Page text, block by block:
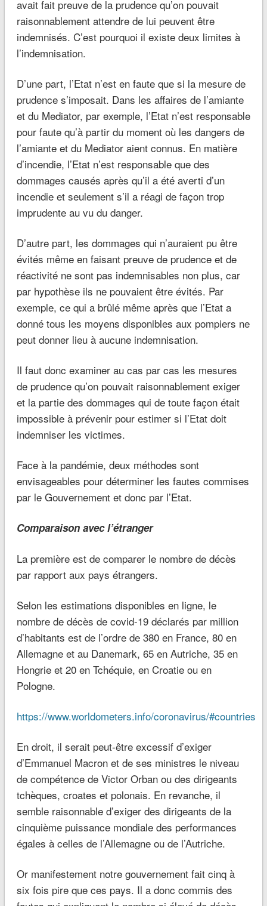
avait fait preuve de la prudence qu’on pouvait
raisonnablement attendre de lui peuvent être
indemnisés. C’est pourquoi il existe deux limites à
l’indemnisation.
D’une part, l’Etat n’est en faute que si la mesure de
prudence s’imposait. Dans les affaires de l’amiante
et du Mediator, par exemple, l’Etat n’est responsable
pour faute qu’à partir du moment où les dangers de
l’amiante et du Mediator aient connus. En matière
d’incendie, l’Etat n’est responsable que des
dommages causés après qu’il a été averti d’un
incendie et seulement s’il a réagi de façon trop
imprudente au vu du danger.
D’autre part, les dommages qui n’auraient pu être
évités même en faisant preuve de prudence et de
réactivité ne sont pas indemnisables non plus, car
par hypothèse ils ne pouvaient être évités. Par
exemple, ce qui a brûlé même après que l’Etat a
donné tous les moyens disponibles aux pompiers ne
peut donner lieu à aucune indemnisation.
Il faut donc examiner au cas par cas les mesures
de prudence qu’on pouvait raisonnablement exiger
et la partie des dommages qui de toute façon était
impossible à prévenir pour estimer si l’Etat doit
indemniser les victimes.
Face à la pandémie, deux méthodes sont
envisageables pour déterminer les fautes commises
par le Gouvernement et donc par l’Etat.
Comparaison avec l’étranger
La première est de comparer le nombre de décès
par rapport aux pays étrangers.
Selon les estimations disponibles en ligne, le
nombre de décès de covid-19 déclarés par million
d’habitants est de l’ordre de 380 en France, 80 en
Allemagne et au Danemark, 65 en Autriche, 35 en
Hongrie et 20 en Tchéquie, en Croatie ou en
Pologne.
https://www.worldometers.info/coronavirus/#countries
En droit, il serait peut-être excessif d’exiger
d’Emmanuel Macron et de ses ministres le niveau
de compétence de Victor Orban ou des dirigeants
tchèques, croates et polonais. En revanche, il
semble raisonnable d’exiger des dirigeants de la
cinquième puissance mondiale des performances
égales à celles de l’Allemagne ou de l’Autriche.
Or manifestement notre gouvernement fait cinq à
six fois pire que ces pays. Il a donc commis des